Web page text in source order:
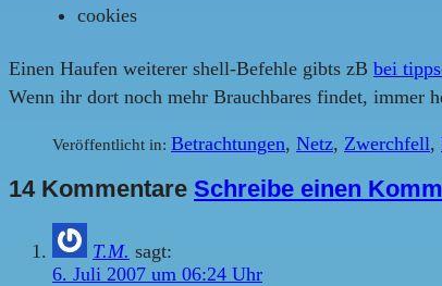
cookies
Einen Haufen weiterer shell-Befehle gibts zB bei
Wenn ihr dort noch mehr Brauchbares findet, immer
Veröffentlicht in: Betrachtungen, Netz, Zwerchfell,
14 Kommentare Schreibe einen
T.M. sagt:
6. Juli 2007 um 06:24 Uhr